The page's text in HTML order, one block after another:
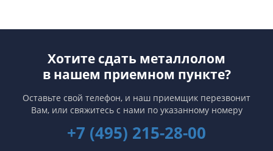
Хотите сдать металлолом
в нашем приемном пункте?
Оставьте свой телефон, и наш приемщик перезвонит
Вам, или свяжитесь с нами по указанному номеру
+7 (495) 215-28-00